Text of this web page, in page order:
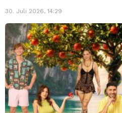
30. Juli 2026, 14:29